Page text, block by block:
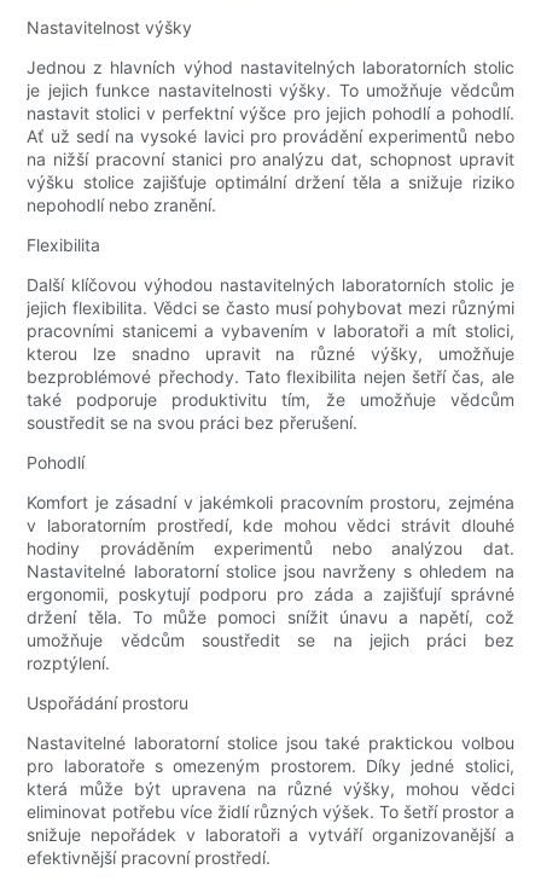
Nastavitelnost výšky
Jednou z hlavních výhod nastavitelných laboratorních stolic
je jejich funkce nastavitelnosti výšky. To umožňuje vědcům
nastavit stolici v perfektní výšce pro jejich pohodlí a pohodlí.
Ať už sedí na vysoké lavici pro provádění experimentů nebo
na nižší pracovní stanici pro analýzu dat, schopnost upravit
výšku stolice zajišťuje optimální držení těla a snižuje riziko
nepohodlí nebo zranění.
Flexibilita
Další klíčovou výhodou nastavitelných laboratorních stolic je
jejich flexibilita. Vědci se často musí pohybovat mezi různými
pracovními stanicemi a vybavením v laboratoři a mít stolici,
kterou lze snadno upravit na různé výšky, umožňuje
bezproblémové přechody. Tato flexibilita nejen šetří čas, ale
také podporuje produktivitu tím, že umožňuje vědcům
soustředit se na svou práci bez přerušení.
Pohodlí
Komfort je zásadní v jakémkoli pracovním prostoru, zejména
v laboratorním prostředí, kde mohou vědci strávit dlouhé
hodiny prováděním experimentů nebo analýzou dat.
Nastavitelné laboratorní stolice jsou navrženy s ohledem na
ergonomii, poskytují podporu pro záda a zajišťují správné
držení těla. To může pomoci snížit únavu a napětí, což
umožňuje vědcům soustředit se na jejich práci bez
rozptýlení.
Uspořádání prostoru
Nastavitelné laboratorní stolice jsou také praktickou volbou
pro laboratoře s omezeným prostorem. Díky jedné stolici,
která může být upravena na různé výšky, mohou vědci
eliminovat potřebu více židlí různých výšek. To šetří prostor a
snižuje nepořádek v laboratoři a vytváří organizovanější a
efektivnější pracovní prostředí.